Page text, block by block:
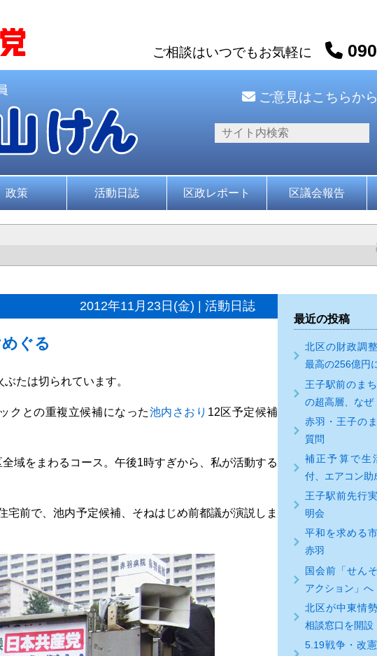
ご相談はいつでもお気軽に
ご意見はこちらから
政策 活動日誌 区政レポート 区議会報告
2012年11月23日(金) | 活動日誌
ぐる
たは切られています。
クとの重複立候補になった池内さおり 12区予定候補
域をまわるコース。午後1時すぎから、私が活動する
前で、池内予定候補、そねはじめ前都議が演説しま
最近の投稿
北区の財政調
最高の256億円
王子駅前のま
の超高層、なぜ
赤羽・王子の
質問
補正予算で生
付、エアコン助
王子駅前先行
明会
平和を求める
赤羽
国会前「せん
アクション」へ
北区が中東情
相談窓口を開設
5.19戦争・改